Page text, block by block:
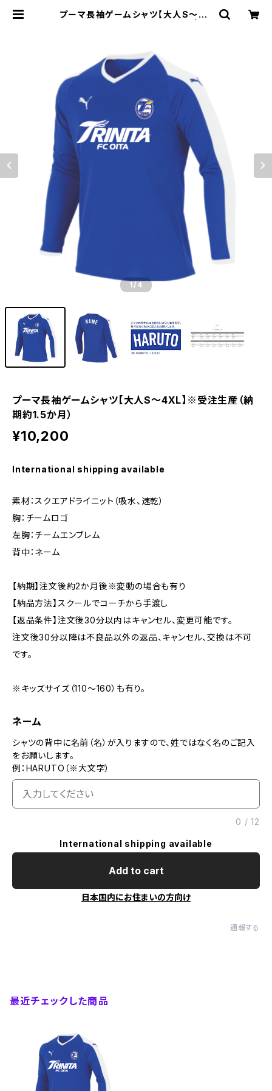
プーマ長袖ゲームシャツ【大人S～4X
1/4
プーマ長袖ゲームシャツ【大人S～4XL】※受注生産（納
期約1.5か月）
¥10,200
International shipping available
素材：スクエアドライニット（吸水、速乾）
胸：チームロゴ
左胸：チームエンブレム
背中：ネーム
【納期】注文後約2か月後※変動の場合も有り
【納品方法】スクールでコーチから手渡し
【返品条件】注文後30分以内はキャンセル、変更可能です。
注文後30分以降は不良品以外の返品、キャンセル、交換は不可
です。
※キッズサイズ（110～160）も有り。
ネーム
シャツの背中に名前（名）が入りますので、姓ではなく名のご記入
をお願いします。
例：HARUTO（※大文字）
0 /12
International shipping available
Add to cart
日本国内にお住まいの方向け
通報する
最近チェックした商品